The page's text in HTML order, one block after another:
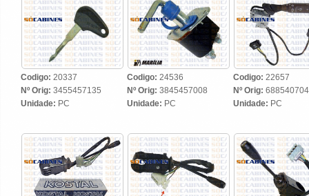
Codigo: 20337
Nº Orig: 3455457135
Unidade: PC
Codigo: 24536
Nº Orig: 3845457008
Unidade: PC
Codigo: 22657
Nº Orig:
Unidade: PC